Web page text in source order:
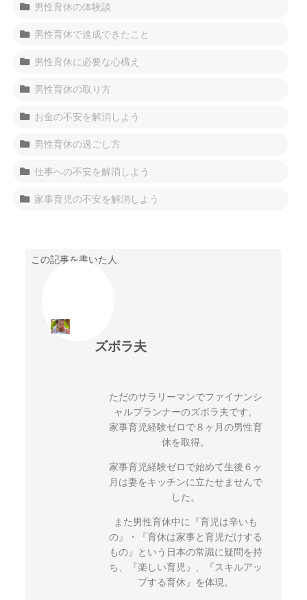
男性育休の体験談
男性育休で達成できたこと
男性育休に必要な心構え
男性育休の取り方
お金の不安を解消しよう
男性育休の過ごし方
仕事への不安を解消しよう
家事育児の不安を解消しよう
この記事を書いた人
ズボラ夫
ただのサラリーマンでファイナンシ
ャルプランナーのズボラ夫です。
家事育児経験ゼロで８ヶ月の男性育
休を取得。
家事育児経験ゼロで始めて生後６ヶ
月は妻をキッチンに立たせませんで
した。
また男性育休中に『育児は辛いも
の』・『育休は家事と育児だけする
もの』という日本の常識に疑問を持
ち、『楽しい育児』、『スキルアッ
プする育休』を体現。